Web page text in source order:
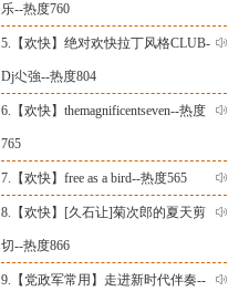
乐--热度760
5.【欢快】 绝对欢快拉丁风格CLUB-
Dj尐強--热度804
6.【欢快】 themagnificentseven--热度
765
7.【欢快】 free as a bird--热度565
8.【欢快】 [久石让]菊次郎的夏天剪
切--热度866
9.【 党政军常用 】 走进新时代伴奏--